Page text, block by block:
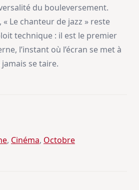
du bouleversement.
Le chanteur de jazz » reste
technique : il est le premier
l’instant où l’écran se met à
se taire.
, Cinéma, Octobre